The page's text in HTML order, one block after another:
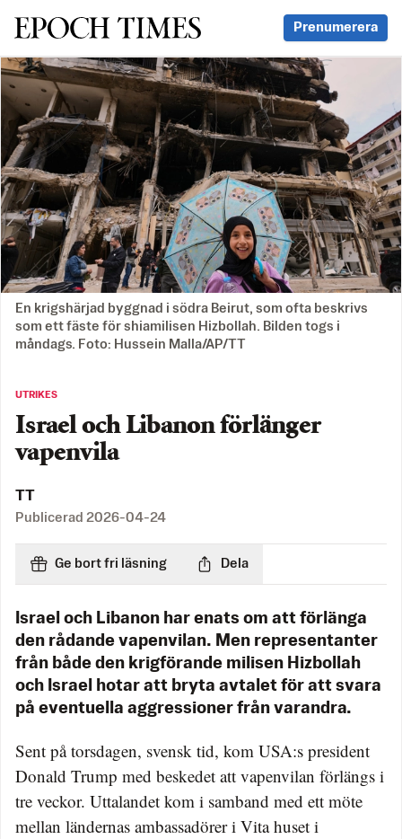
Svenska Epoch Times Prenumerera
En krigshärjad byggnad i södra Beirut, som ofta beskrivs
som ett fäste för shiamilisen Hizbollah. Bilden togs i
måndags. Foto: Hussein Malla/AP/TT
UTRIKES
Israel och Libanon förlänger
vapenvila
TT
Publicerad 2026-04-24
Ge bort fri läsning Dela
Israel och Libanon har enats om att förlänga
den rådande vapenvilan. Men representanter
från både den krigförande milisen Hizbollah
och Israel hotar att bryta avtalet för att svara
på eventuella aggressioner från varandra.
Sent på torsdagen, svensk tid, kom USA:s president
Donald Trump med beskedet att vapenvilan förlängs i
tre veckor. Uttalandet kom i samband med ett möte
mellan ländernas ambassadörer i Vita huset i